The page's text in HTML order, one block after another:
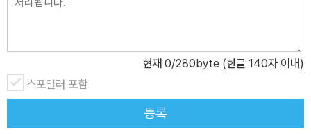
현재 0/280byte (한글 140자 이내)
스포일러 포함
등록